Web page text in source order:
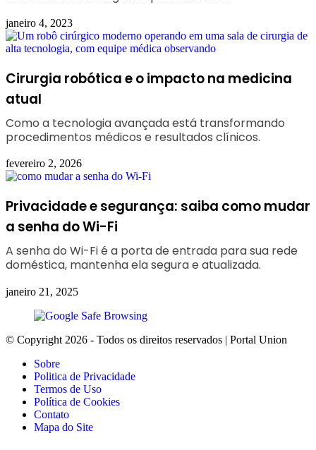
janeiro 4, 2023
Cirurgia robótica e o impacto na medicina
atual
Como a tecnologia avançada está transformando
procedimentos médicos e resultados clínicos.
fevereiro 2, 2026
Privacidade e segurança: saiba como mudar
a senha do Wi-Fi
A senha do Wi-Fi é a porta de entrada para sua rede
doméstica, mantenha ela segura e atualizada.
janeiro 21, 2025
© Copyright 2026 - Todos os direitos reservados | Portal Union
Sobre
Politica de Privacidade
Termos de Uso
Política de Cookies
Contato
Mapa do Site